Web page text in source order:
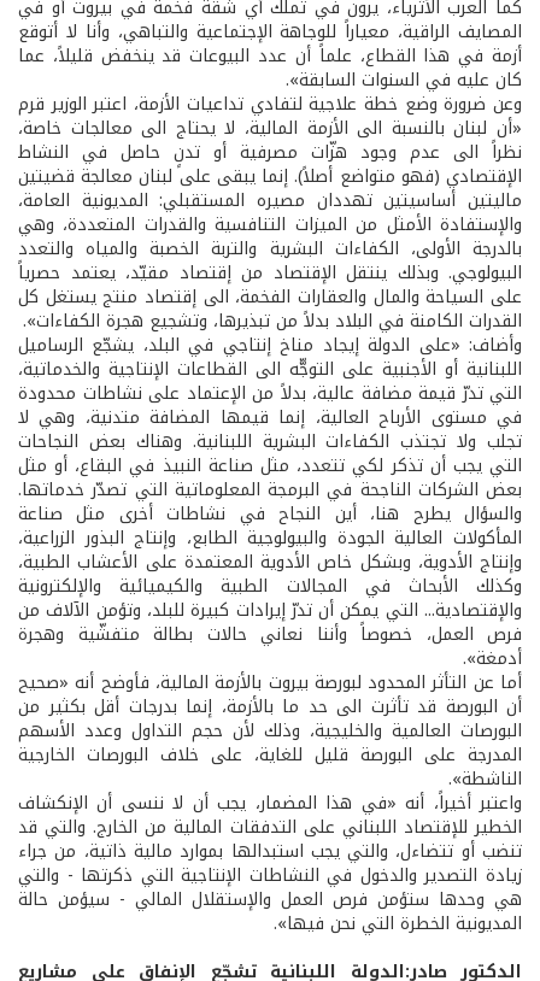
كما العرب الأثرياء، يرون في تملّك أي شقة فخمة في بيروت أو في
المصايف الراقية، معياراً للوجاهة الإجتماعية والتباهي، وأنا لا أتوقع
أزمة في هذا القطاع، علماً أن عدد البيوعات قد ينخفض قليلاً، عما
كان عليه في السنوات السابقة».
وعن ضرورة وضع خطة علاجية لتفادي تداعيات الأزمة، اعتبر الوزير قرم
«أن لبنان بالنسبة الى الأزمة المالية، لا يحتاج الى معالجات خاصة،
نظراً الى عدم وجود هزّات مصرفية أو تدنٍ حاصل في النشاط
الإقتصادي (فهو متواضع أصلاً). إنما يبقى على لبنان معالجة قضيتين
ماليتين أساسيتين تهددان مصيره المستقبلي: المديونية العامة،
والإستفادة الأمثل من الميزات التنافسية والقدرات المتعددة، وهي
بالدرجة الأولى، الكفاءات البشرية والتربة الخصبة والمياه والتعدد
البيولوجي. وبذلك ينتقل الإقتصاد من إقتصاد مقيّد، يعتمد حصرياً
على السياحة والمال والعقارات الفخمة، الى إقتصاد منتج يستغل كل
القدرات الكامنة في البلاد بدلاً من تبذيرها، وتشجيع هجرة الكفاءات».
وأضاف: «على الدولة إيجاد مناخ إنتاجي في البلد، يشجّع الرساميل
اللبنانية أو الأجنبية على التوجّّه الى القطاعات الإنتاجية والخدماتية،
التي تدرّ قيمة مضافة عالية، بدلاً من الإعتماد على نشاطات محدودة
في مستوى الأرباح العالية، إنما قيمها المضافة متدنية، وهي لا
تجلب ولا تجتذب الكفاءات البشرية اللبنانية. وهناك بعض النجاحات
التي يجب أن تذكر لكي تتعدد، مثل صناعة النبيذ في البقاع، أو مثل
بعض الشركات الناجحة في البرمجة المعلوماتية التي تصدّر خدماتها.
والسؤال يطرح هنا، أين النجاح في نشاطات أخرى مثل صناعة
المأكولات العالية الجودة والبيولوجية الطابع، وإنتاج البذور الزراعية،
وإنتاج الأدوية، وبشكل خاص الأدوية المعتمدة على الأعشاب الطبية،
وكذلك الأبحاث في المجالات الطبية والكيميائية والإلكترونية
والإقتصادية... التي يمكن أن تدرّ إيرادات كبيرة للبلد، وتؤمن الآلاف من
فرص العمل، خصوصاً وأننا نعاني حالات بطالة متفشّية وهجرة
أدمغة».
أما عن التأثر المحدود لبورصة بيروت بالأزمة المالية، فأوضح أنه «صحيح
أن البورصة قد تأثرت الى حد ما بالأزمة، إنما بدرجات أقل بكثير من
البورصات العالمية والخليجية، وذلك لأن حجم التداول وعدد الأسهم
المدرجة على البورصة قليل للغاية، على خلاف البورصات الخارجية
الناشطة».
واعتبر أخيراً، أنه «في هذا المضمار، يجب أن لا ننسى أن الإنكشاف
الخطير للإقتصاد اللبناني على التدفقات المالية من الخارج. والتي قد
تنضب أو تتضاءل، والتي يجب استبدالها بموارد مالية ذاتية، من جراء
زيادة التصدير والدخول في النشاطات الإنتاجية التي ذكرتها - والتي
هي وحدها ستؤمن فرص العمل والإستقلال المالي - سيؤمن حالة
المديونية الخطرة التي نحن فيها».
الدكتور صادر:الدولة اللبنانية تشجّع الإنفاق على مشاريع